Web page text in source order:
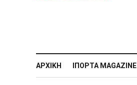
ΑΡΧΙΚΉ IΠΌΡΤΑ MAGAZINE